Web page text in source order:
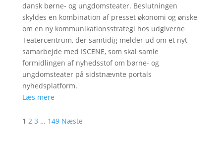
dansk børne- og ungdomsteater. Beslutningen
skyldes en kombination af presset økonomi og ønske
om en ny kommunikationsstrategi hos udgiverne
Teatercentrum, der samtidig melder ud om et nyt
samarbejde med ISCENE, som skal samle
formidlingen af nyhedsstof om børne- og
ungdomsteater på sidstnævnte portals
nyhedsplatform.
Læs mere
1 2 3 … 149 Næste